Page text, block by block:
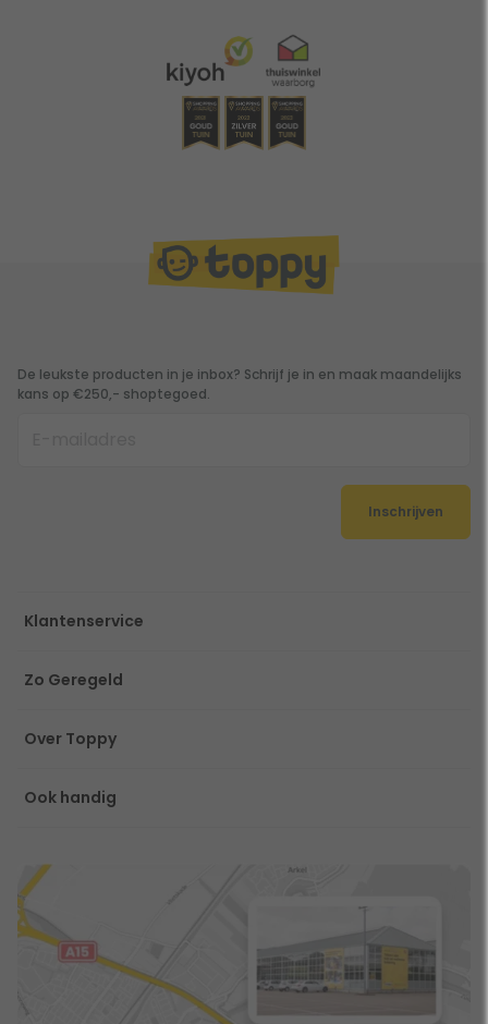
De leukste producten in je inbox? Schrijf je in en maak maandelijks
kans op €250,- shoptegoed.
Inschrijven
Klantenservice
Zo Geregeld
Over Toppy
Ook handig